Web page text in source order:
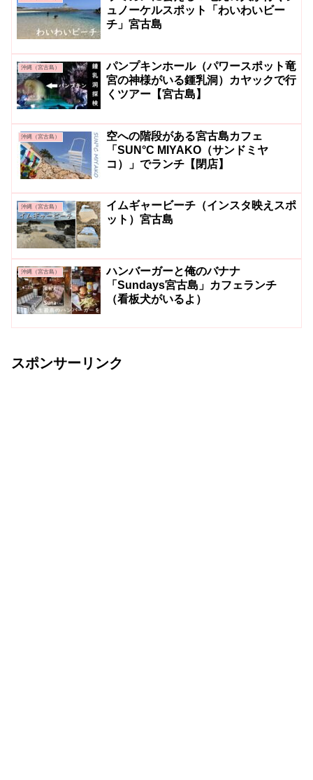
ュノーケルスポット「わいわいビー
チ」宮古島
沖縄（宮古島）
パンプキンホール（パワースポット竜
宮の神様がいる鍾乳洞）カヤックで行
くツアー【宮古島】
沖縄（宮古島）
空への階段がある宮古島カフェ
「SUN°C MIYAKO（サンドミヤ
コ）」でランチ【閉店】
沖縄（宮古島）
イムギャービーチ（インスタ映えスポ
ット）宮古島
沖縄（宮古島）
ハンバーガーと俺のバナナ
「Sundays宮古島」カフェランチ
（看板犬がいるよ）
スポンサーリンク